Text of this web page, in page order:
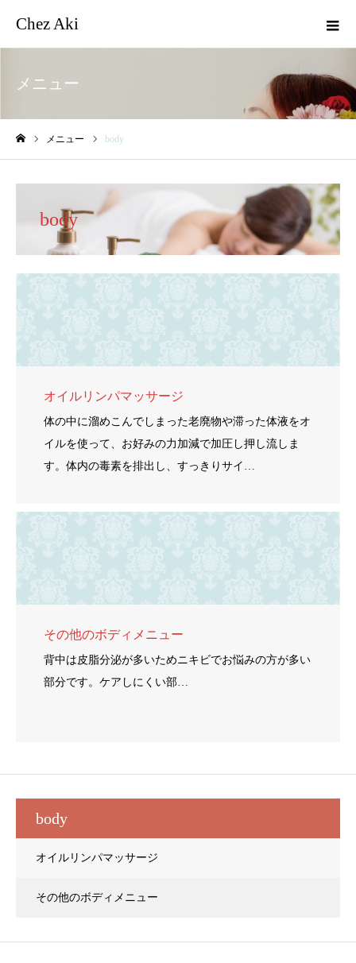
Chez Aki
メニュー
メニュー body
body
オイルリンパマッサージ
体の中に溜めこんでしまった老廃物や滞った体液をオ
イルを使って、お好みの力加減で加圧し押し流しま
す。体内の毒素を排出し、すっきりサイ…
その他のボディメニュー
背中は皮脂分泌が多いためニキビでお悩みの方が多い
部分です。ケアしにくい部…
body
オイルリンパマッサージ
その他のボディメニュー